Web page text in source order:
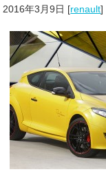
2016年3月9日 [renault]